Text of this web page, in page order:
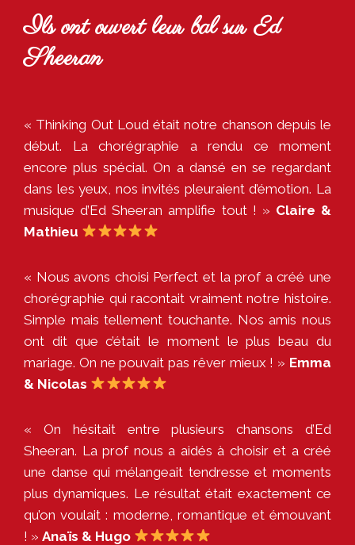
Ils ont ouvert leur bal sur Ed
Sheeran
« Thinking Out Loud était notre chanson depuis le
début. La chorégraphie a rendu ce moment
encore plus spécial. On a dansé en se regardant
dans les yeux, nos invités pleuraient d’émotion. La
musique d’Ed Sheeran amplifie tout ! » Claire &
Mathieu
« Nous avons choisi Perfect et la prof a créé une
chorégraphie qui racontait vraiment notre histoire.
Simple mais tellement touchante. Nos amis nous
ont dit que c’était le moment le plus beau du
mariage. On ne pouvait pas rêver mieux ! » Emma
& Nicolas
« On hésitait entre plusieurs chansons d’Ed
Sheeran. La prof nous a aidés à choisir et a créé
une danse qui mélangeait tendresse et moments
plus dynamiques. Le résultat était exactement ce
qu’on voulait : moderne, romantique et émouvant
! » Anaïs & Hugo